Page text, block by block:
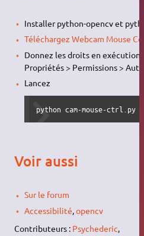
Installer python-opencv et
Téléchargez Webcam Mouse
Donnez les droits en
Propriétés > Permissions >
Lancez
python cam-mouse-ctrl.py
Voir aussi
Sur le forum
Accessibilité,opencv
Contributeurs : Psychederic,